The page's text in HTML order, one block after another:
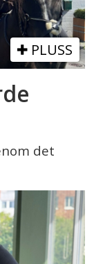
PLUSS
det